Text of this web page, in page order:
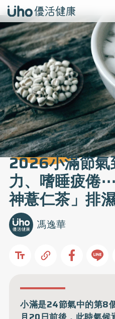
2026小滿節氣
力、嗜睡疲倦
神薏仁茶」排
馮逸華
小滿是24節氣中的第8